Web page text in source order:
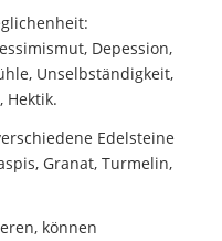
Depession,
Unselbständigkeit,
Hektik.
Edelsteine
Granat, Turmelin,
können